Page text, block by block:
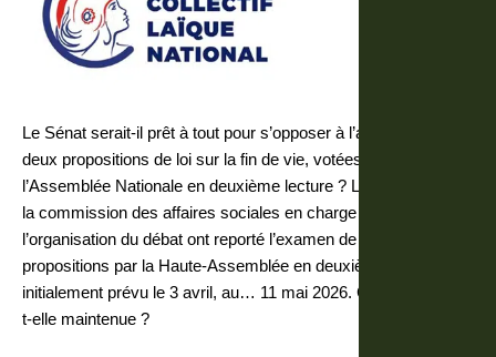
Le Sénat serait-il prêt à tout pour s’opposer à l’adoption des
deux propositions de loi sur la fin de vie, votées par
l’Assemblée Nationale en deuxième lecture ? La présidence et
la commission des affaires sociales en charge de
l’organisation du débat ont reporté l’examen de ces
propositions par la Haute-Assemblée en deuxième lecture,
initialement prévu le 3 avril, au… 11 mai 2026. Cette date sera-
t-elle maintenue ?